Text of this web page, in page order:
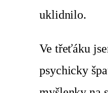
uklidnilo.
Ve třeťáku
psychicky